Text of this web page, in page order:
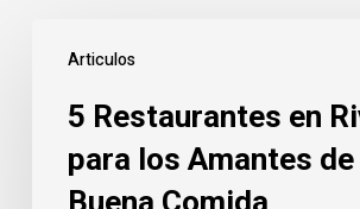
Articulos
Restaurantes
Rivas5 Restaurantes en
para los Amantes de
Buena Comida